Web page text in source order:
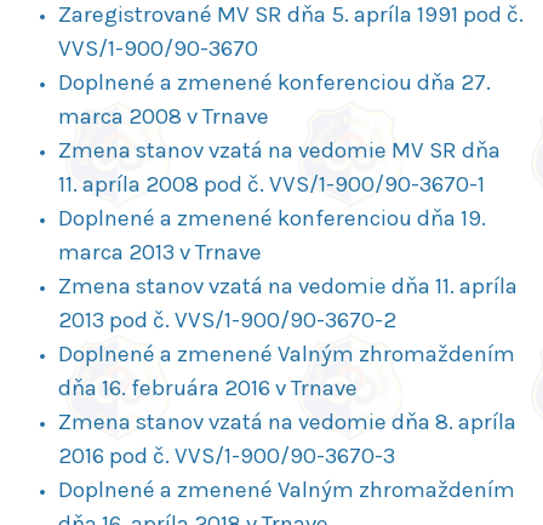
Zaregistrované MV SR dňa 5. apríla 1991 pod č.
VVS/1-900/90-3670
Doplnené a zmenené konferenciou dňa 27.
marca 2008 v Trnave
Zmena stanov vzatá na vedomie MV SR dňa
11. apríla 2008 pod č. VVS/1-900/90-3670-1
Doplnené a zmenené konferenciou dňa 19.
marca 2013 v Trnave
Zmena stanov vzatá na vedomie dňa 11. apríla
2013 pod č. VVS/1-900/90-3670-2
Doplnené a zmenené Valným zhromaždením
dňa 16. februára 2016 v Trnave
Zmena stanov vzatá na vedomie dňa 8. apríla
2016 pod č. VVS/1-900/90-3670-3
Doplnené a zmenené Valným zhromaždením